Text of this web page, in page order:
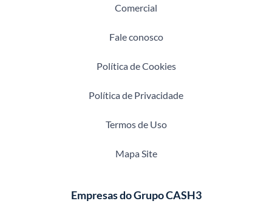
Comercial
Fale conosco
Política de Cookies
Política de Privacidade
Termos de Uso
Mapa Site
Empresas do Grupo CASH3